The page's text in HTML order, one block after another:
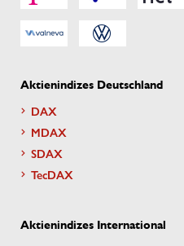
Aktienindizes Deutschland
DAX
MDAX
SDAX
TecDAX
Aktienindizes International